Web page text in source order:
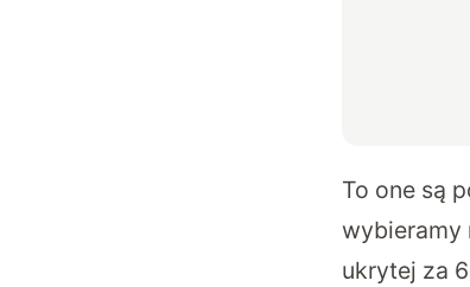
To one są
wybieramy
ukrytej za